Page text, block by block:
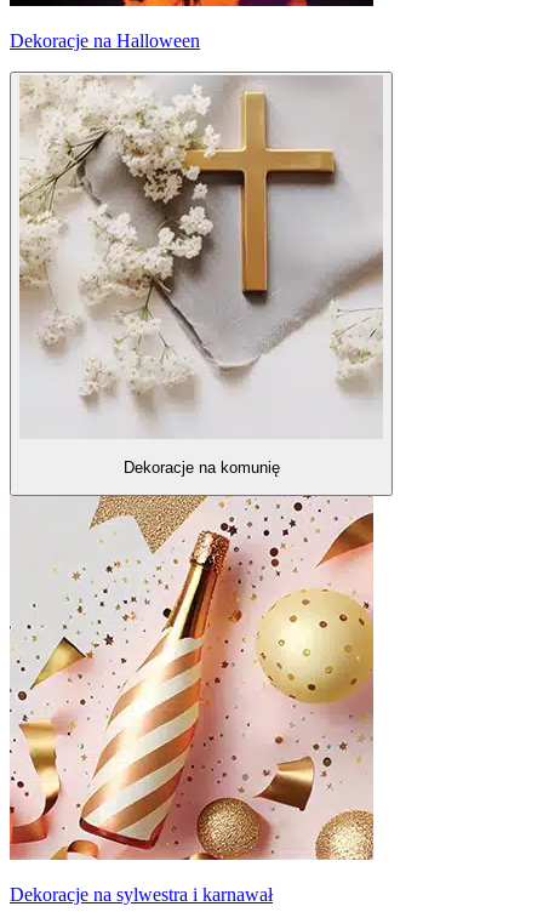
Dekoracje na Halloween
Dekoracje na komunię
Dekoracje na sylwestra i karnawał